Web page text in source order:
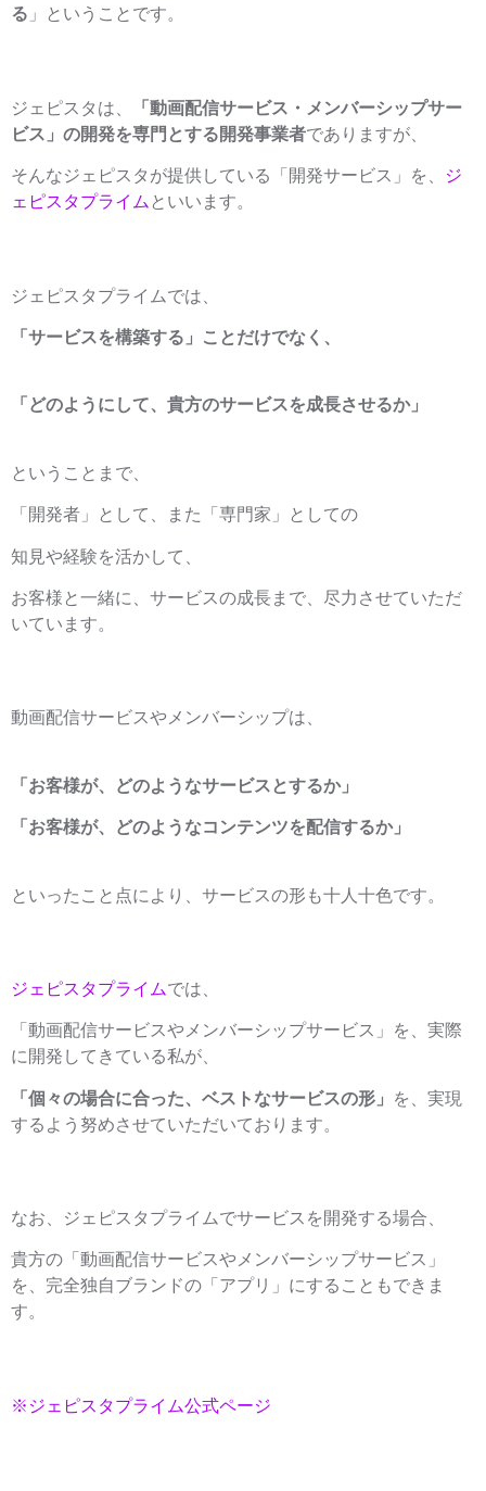
る 」ということです。
ジェピスタは、
「動画配信サービス・メンバーシップサー
ビス」の開発を専門とする開発事業者でありますが、
そんなジェピスタが提供している「開発サービス」を、
ジ
ェピスタプライム といいます。
ジェピスタプライムでは、
「サービスを構築する」ことだけでなく、
「どのようにして、貴方のサービスを成長させるか」
ということまで、
「開発者」として、また「専門家」としての
知見や経験を活かして、
お客様と一緒に、サービスの成長まで、尽力させていただ
いています。
動画配信サービスやメンバーシップは、
「お客様が、どのようなサービスとするか」
「お客様が、どのようなコンテンツを配信するか」
といったこと点により、サービスの形も十人十色です。
ジェピスタプライムでは、
「動画配信サービスやメンバーシップサービス」を、実際
に開発してきている私が、
「個々の場合に合った、ベストなサービスの形」 を、実現
するよう努めさせていただいております。
なお、ジェピスタプライムでサービスを開発する場合、
貴方の「動画配信サービスやメンバーシップサービス」
を、完全独自ブランドの「アプリ」にすることもできま
す。
※ジェピスタプライム公式ページ